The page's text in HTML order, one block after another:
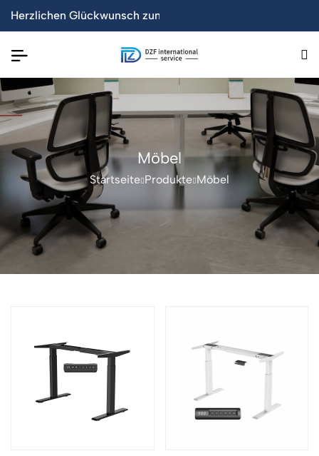
Markt gebracht!
Tisch senkt um 50%
Herzlichen Glückwunsch zum erfolgreichen Launch der
Möbel
Startseite Produkte Möbel